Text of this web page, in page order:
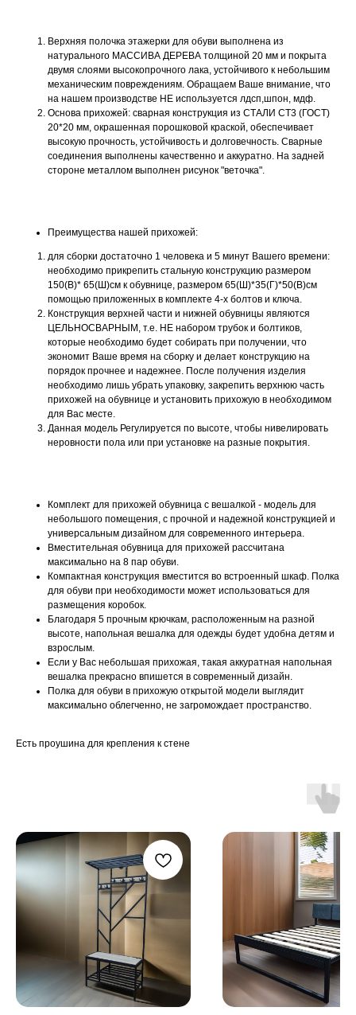
Верхняя полочка этажерки для обуви выполнена из
натурального МАССИВА ДЕРЕВА толщиной 20 мм и покрыта
двумя слоями высокопрочного лака, устойчивого к небольшим
механическим повреждениям. Обращаем Ваше внимание, что
на нашем производстве НЕ используется лдсп,шпон, мдф.
Основа прихожей: сварная конструкция из СТАЛИ СТ3 (ГОСТ)
20*20 мм, окрашенная порошковой краской, обеспечивает
высокую прочность, устойчивость и долговечность. Сварные
соединения выполнены качественно и аккуратно. На задней
стороне металлом выполнен рисунок "веточка".
Преимущества нашей прихожей:
для сборки достаточно 1 человека и 5 минут Вашего времени:
необходимо прикрепить стальную конструкцию размером
150(В)* 65(Ш)см к обувнице, размером 65(Ш)*35(Г)*50(В)см
помощью приложенных в комплекте 4-х болтов и ключа.
Конструкция верхней части и нижней обувницы являются
ЦЕЛЬНОСВАРНЫМ, т.е. НЕ набором трубок и болтиков,
которые необходимо будет собирать при получении, что
экономит Ваше время на сборку и делает конструкцию на
порядок прочнее и надежнее. После получения изделия
необходимо лишь убрать упаковку, закрепить верхнюю часть
прихожей на обувнице и установить прихожую в необходимом
для Вас месте.
Данная модель Регулируется по высоте, чтобы нивелировать
неровности пола или при установке на разные покрытия.
Комплект для прихожей обувница с вешалкой - модель для
небольшого помещения, с прочной и надежной конструкцией и
универсальным дизайном для современного интерьера.
Вместительная обувница для прихожей рассчитана
максимально на 8 пар обуви.
Компактная конструкция вместится во встроенный шкаф. Полка
для обуви при необходимости может использоваться для
размещения коробок.
Благодаря 5 прочным крючкам, расположенным на разной
высоте, напольная вешалка для одежды будет удобна детям и
взрослым.
Если у Вас небольшая прихожая, такая аккуратная напольная
вешалка прекрасно впишется в современный дизайн.
Полка для обуви в прихожую открытой модели выглядит
максимально облегченно, не загромождает пространство.
Есть проушина для крепления к стене